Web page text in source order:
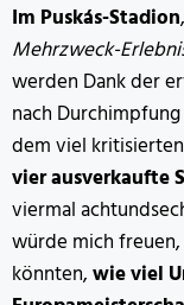
Im Puskás-Stadion
Mehrzweck-
werden Dank der
nach
dem viel
vier ausverkaufte
viermal
würde mich
könnten,wie viel